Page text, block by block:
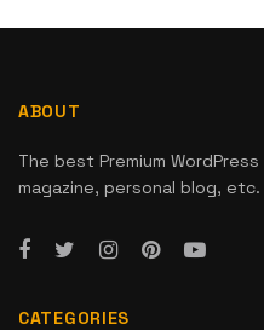
ABOUT
The best Premium
magazine, personal blog, etc.
CATEGORIES